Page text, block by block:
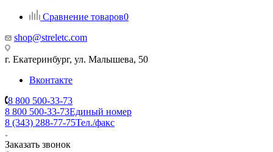
Сравнение товаров0
shop@streletc.com
г. Екатеринбург, ул. Малышева, 50
Вконтакте
8 800 500-33-73
8 800 500-33-73Единый номер
8 (343) 288-77-75Тел./факс
Заказать звонок